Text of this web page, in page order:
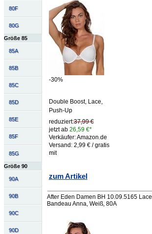
80F
80G
Größe 85
85A
85B
85C
85D
85E
85F
85G
Größe 90
90A
90B
90C
90D
-30%
Double Boost, Lace,
Push-Up
reduziert:37,99 €
jetzt ab 26,59 €*
Verkäufer: Amazon.de
Versand: 2,99 € / gratis
mit
zum Artikel
After Eden Damen BH 10.09.5165 Lace
Bandeau Anna, Weiß, 80A